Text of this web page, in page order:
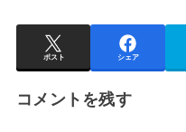
ポスト シェア
コメントを残す